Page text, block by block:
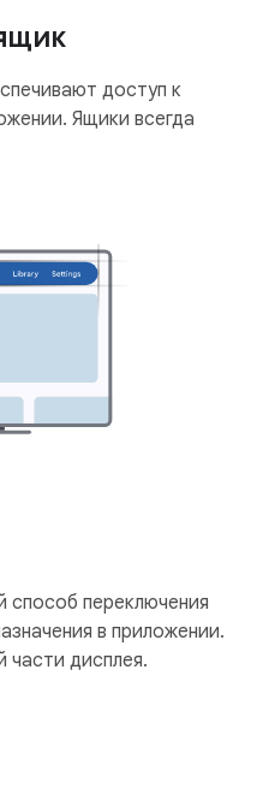
доступ к
Ящики всегда
способ переключения
в приложении.
части дисплея.